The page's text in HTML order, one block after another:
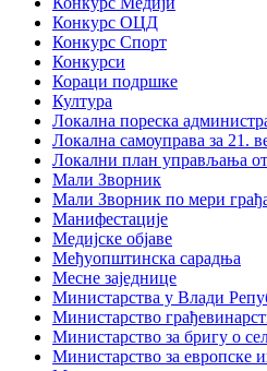
Конкурс ОЦД
Конкурс Спорт
Конкурси
Кораци подршке
Култура
Локална пореска
Локална самоуправа за 21.
Локални план управљања
Мали Зворник
Мали Зворник по мери
Манифестације
Медијске објаве
Међуопштинска сарадња
Месне заједнице
Министарства у Влади
Министарство
Министарство за бригу о
Министарство за европске